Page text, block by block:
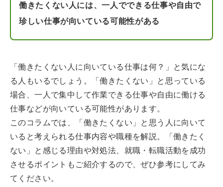
働きたくない人には、一人でできる仕事や自由で
珍しい仕事が向いている可能性がある
「働きたくない人に向いている仕事は何？」と気にな
る人もいるでしょう。「働きたくない」と思っている
場合、一人で集中して作業できる仕事や自由に働ける
仕事などが向いている可能性があります。
このコラムでは、「働きたくない」と思う人に向いて
いると考えられる仕事内容や職種を解説。「働きたく
ない」と感じる理由や対処法、就職・転職活動を成功
させるポイントもご紹介するので、ぜひ参考にしてみ
てください。